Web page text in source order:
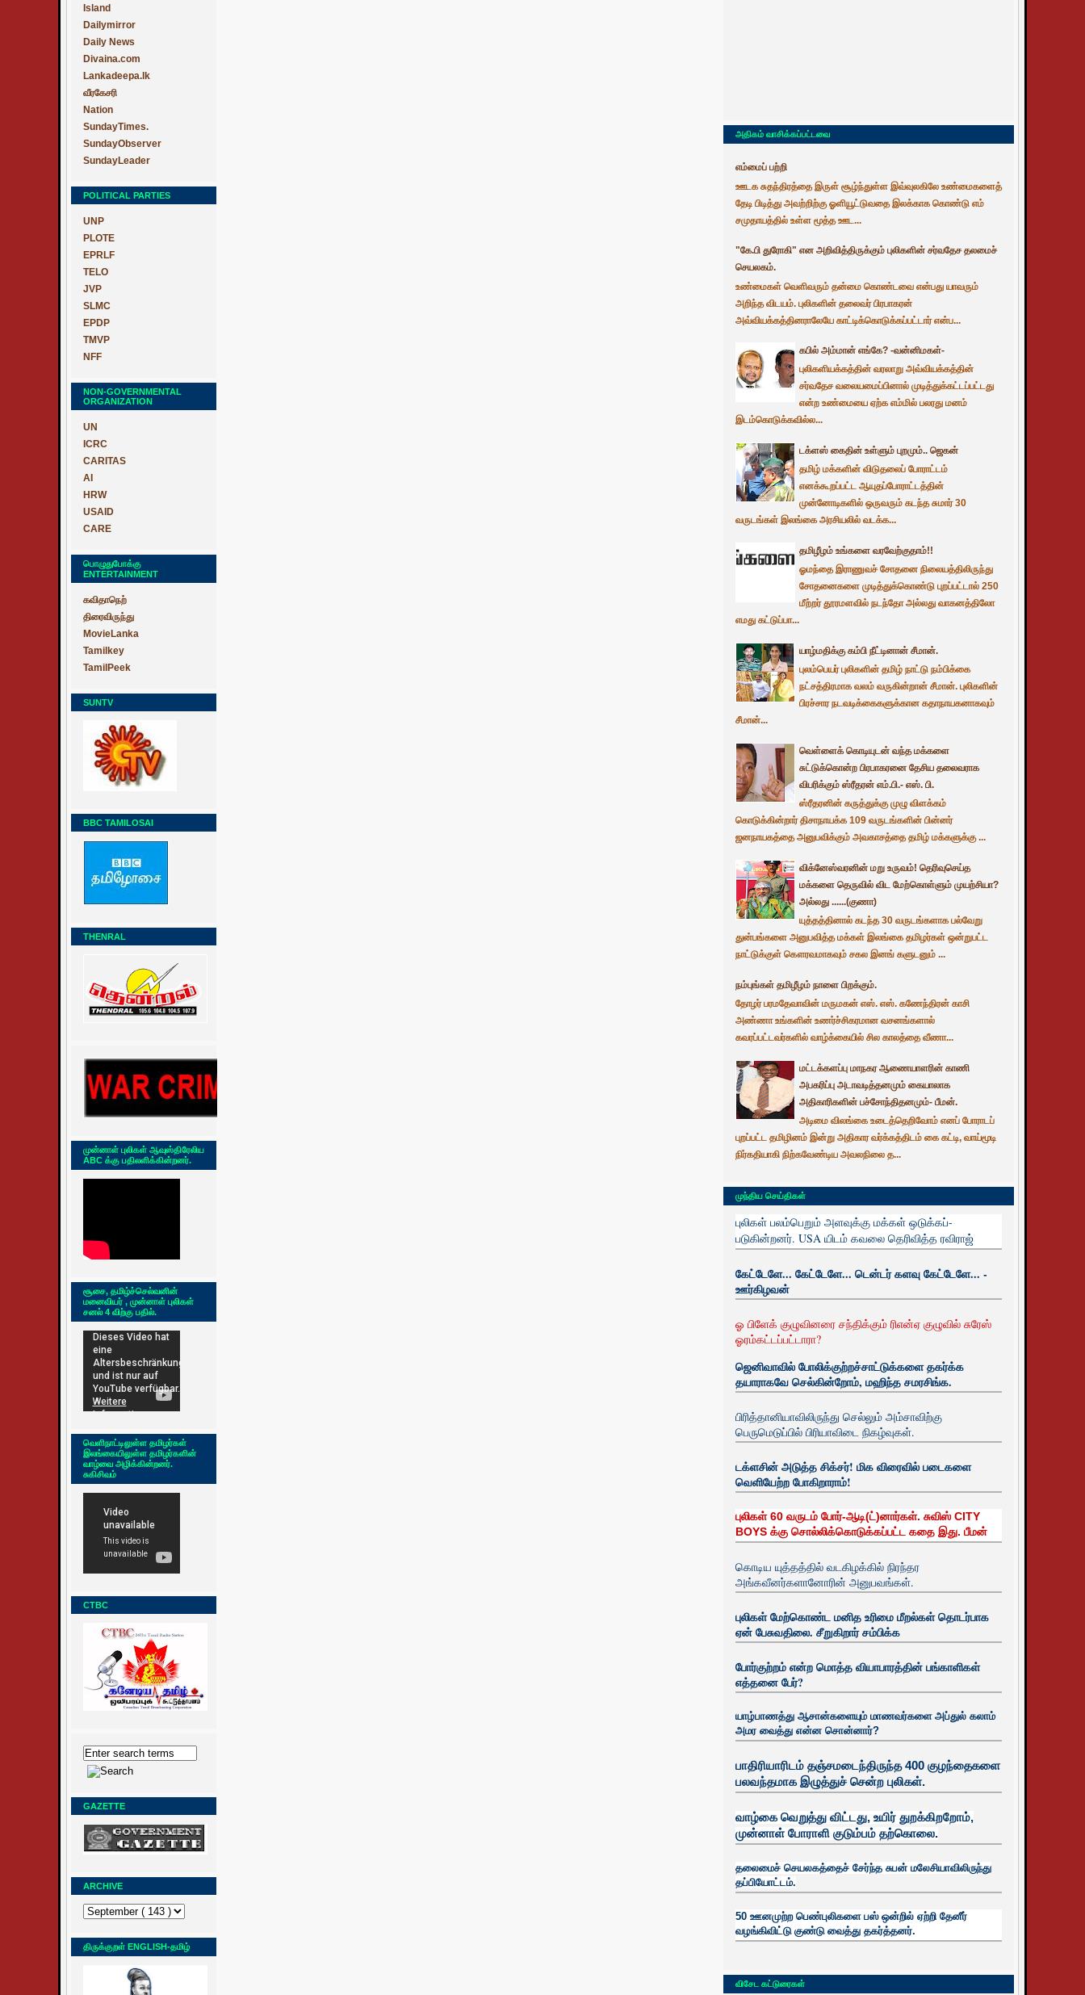
Island
Dailymirror
Daily News
Divaina.com
Lankadeepa.lk
வீரகேசரி
Nation
SundayTimes.
SundayObserver
SundayLeader
POLITICAL PARTIES
UNP
PLOTE
EPRLF
TELO
JVP
SLMC
EPDP
TMVP
NFF
NON-GOVERNMENTAL
ORGANIZATION
UN
ICRC
CARITAS
AI
HRW
USAID
CARE
பொழுதுபோக்கு
ENTERTAINMENT
கவிதாநெற்
திரைவிருந்து
MovieLanka
Tamilkey
TamilPeek
SUNTV
BBC TAMILOSAI
THENRAL
முன்னாள் புலிகள் ஆவுஸ்திரேலிய
ABC க்கு பதிலளிக்கின்றனர்.
சூசை, தமிழ்ச்செல்வனின்
மனைவியர் , முன்னாள் புலிகள்
சனல் 4 விற்கு பதில்.
வெளிநாட்டிலுள்ள தமிழர்கள்
இலங்கையிலுள்ள தமிழர்களின்
வாழ்வை அழிக்கின்றனர்.
சுகிசிவம்
CTBC
GAZETTE
ARCHIVE
திருக்குறள் ENGLISH-தமிழ்
அதிகம் வாசிக்கப்பட்டவை
எம்மைப் பற்றி
ஊடக சுதந்திரத்தை இருள் சூழ்ந்துள்ள இவ்வுலகிலே உண்மைகளைத்
தேடி பிடித்து அவற்றிற்கு ஓளியூட்டுவதை இலக்காக கொண்டு எம்
சமுதாயத்தில் உள்ள மூத்த ஊட...
"கே.பி துரோகி" என அறிவித்திருக்கும் புலிகளின் சர்வதேச தலமைச்
செயலகம்.
உண்மைகள் வெளிவரும் தன்மை கொண்டவை என்பது யாவரும்
அறிந்த விடயம். புலிகளின் தலைவர் பிரபாகரன்
அவ்வியக்கத்தினராலேயே காட்டிக்கொடுக்கப்பட்டார் என்ப...
கபில் அம்மான் எங்கே? -வன்னிமகள்-
புலிகளியக்கத்தின் வரலாறு அவ்வியக்கத்தின்
சர்வதேச வலையமைப்பினால் முடித்துக்கட்டப்பட்டது
என்ற உண்மையை ஏற்க எம்மில் பலரது மனம்
இடம்கொடுக்கவில்ல...
டக்ளஸ் கைதின் உள்ளும் புறமும்.. ஜெகன்
தமிழ் மக்களின் விடுதலைப் போராட்டம்
எனக்கூறப்பட்ட ஆயுதப்போராட்டத்தின்
முன்னோடிகளில் ஒருவரும் கடந்த சுமார் 30
வருடங்கள் இலங்கை அரசியலில் வடக்க...
தமிழீழம் உங்களை வரவேற்குதாம்!!
ஓமந்தை இராணுவச் சோதனை நிலையத்திலிருந்து
சோதனைகளை முடித்துக்கொண்டு புறப்பட்டால் 250
மீற்றர் தூரமளவில் நடந்தோ அல்லது வாகனத்திலோ
எமது கட்டுப்பா...
யாழ்மதிக்கு கம்பி நீட்டினான் சீமான்.
புலம்பெயர் புலிகளின் தமிழ் நாட்டு நம்பிக்கை
நட்சத்திரமாக வலம் வருகின்றான் சீமான். புலிகளின்
பிரச்சார நடவடிக்கைகளுக்கான கதாநாயகனாகவும்
சீமான்...
வெள்ளைக் கொடியுடன் வந்த மக்களை
சுட்டுக்கொன்ற பிரபாகரனை தேசிய தலைவராக
விபரிக்கும் ஸ்ரீதரன் எம்.பி.- எஸ். பி.
ஸ்ரீதரனின் கருத்துக்கு முழு விளக்கம்
கொடுக்கின்றார் திசாநாயக்க 109 வருடங்களின் பின்னர்
ஜனநாயகத்தை அனுபவிக்கும் அவகாசத்தை தமிழ் மக்களுக்கு ...
விக்னேஸ்வரனின் மறு உருவம்! தெரிவுசெய்த
மக்களை தெருவில் விட மேற்கொள்ளும் முயற்சியா?
அல்லது ......(குணா)
யுத்தத்தினால் கடந்த 30 வருடங்களாக பல்வேறு
துன்பங்களை அனுபவித்த மக்கள் இலங்கை தமிழர்கள் ஒன்றுபட்ட
நாட்டுக்குள் கௌரவமாகவும் சகல இனங் களுடனும் ...
நம்புங்கள் தமிழீழம் நாளை பிறக்கும்.
தோழர் பரமதேவாவின் மருமகன் எஸ். எஸ். கணேந்திரன் காசி
அண்ணா உங்களின் உணர்ச்சிகரமான வசனங்களால்
கவரப்பட்டவர்களில் வாழ்க்கையில் சில காலத்தை வீணா...
மட்டக்களப்பு மாநகர ஆணையாளரின் காணி
அபகரிப்பு அடாவடித்தனமும் கையாலாக
அதிகாரிகளின் பச்சோந்திதனமும்- பீமன்.
அடிமை விலங்கை உடைத்தெறிவோம் எனப் போராடப்
புறப்பட்ட தமிழினம் இன்று அதிகார வர்க்கத்திடம் கை கட்டி, வாய்மூடி
நிர்கதியாகி நிற்கவேண்டிய அவலநிலை த...
முந்திய செய்திகள்
புலிகள் பலம்பெறும் அளவுக்கு மக்கள் ஒடுக்கப்-
படுகின்றனர். USA யிடம் கவலை தெரிவித்த ரவிராஜ்
கேட்டேளே... கேட்டேளே... டென்டர் களவு கேட்டேளே... -
ஊர்கிழவன்
ஓ பிளேக் குழுவினரை சந்திக்கும் ரிஎன்ஏ குழுவில் சுரேஸ்
ஓரம்கட்டப்பட்டாரா?
ஜெனிவாவில் போலிக்குற்றச்சாட்டுக்களை தகர்க்க
தயாராகவே செல்கின்றோம், மஹிந்த சமரசிங்க.
பிரித்தானியாவிலிருந்து செல்லும் அம்சாவிற்கு
பெருமெடுப்பில் பிரியாவிடை நிகழ்வுகள்.
டக்ளசின் அடுத்த சிக்சர்! மிக விரைவில் படைகளை
வெளியேற்ற போகிறாராம்!
புலிகள் 60 வருடம் போர்-ஆடி(ட்)னார்கள். சுவிஸ் CITY
BOYS க்கு சொல்லிக்கொடுக்கப்பட்ட கதை இது. பீமன்
கொடிய யுத்தத்தில் வடகிழக்கில் நிரந்தர
அங்கவீனர்களானோரின் அனுபவங்கள்.
புலிகள் மேற்கொண்ட மனித உரிமை மீறல்கள் தொடர்பாக
ஏன் பேசுவதிலை. சீறுகிறார் சம்பிக்க
போர்குற்றம் என்ற மொத்த வியாபாரத்தின் பங்காளிகள்
எத்தனை பேர்?
யாழ்பாணத்து ஆசான்களையும் மாணவர்களை அப்துல் கலாம்
அமர வைத்து என்ன சொன்னார்?
பாதிரியாரிடம் தஞ்சமடைந்திருந்த 400 குழந்தைகளை
பலவந்தமாக இழுத்துச் சென்ற புலிகள்.
வாழ்கை வெறுத்து விட்டது, உயிர் துறக்கிறறோம்,
முன்னாள் போராளி குடும்பம் தற்கொலை.
தலைமைச் செயலகத்தைச் சேர்ந்த சுபன் மலேசியாவிலிருந்து
தப்பியோட்டம்.
50 ஊனமுற்ற பெண்புலிகளை பஸ் ஒன்றில் ஏற்றி தேனீர்
வழங்கிவிட்டு குண்டு வைத்து தகர்த்தனர்.
விசேட கட்டுரைகள்